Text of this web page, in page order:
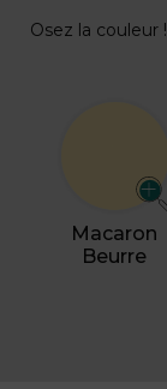
Osez la couleur !
Macaron
Beurre